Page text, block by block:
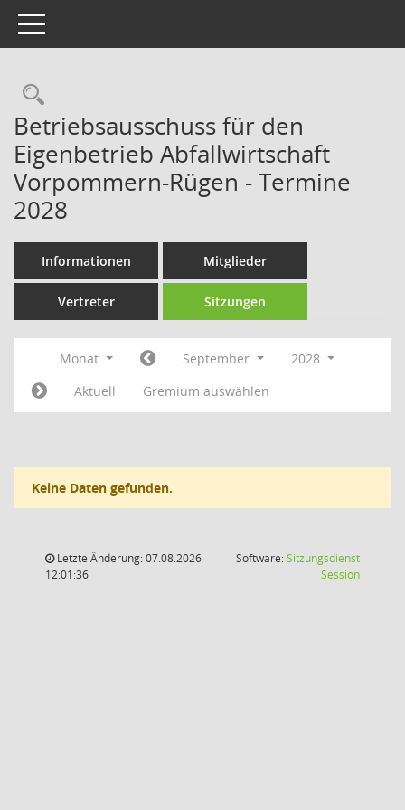
Toggle navigation
Rechercheauswahl
Betriebsausschuss für den
Eigenbetrieb Abfallwirtschaft
Vorpommern-Rügen - Termine
2028
Informationen Mitglieder
Vertreter Sitzungen
Monat September
2028
Aktuell
Gremium auswählen
Keine Daten gefunden.
Letzte Änderung: 07.08.2026
12:01:36
Software:Sitzungsdienst
Session(Wird in